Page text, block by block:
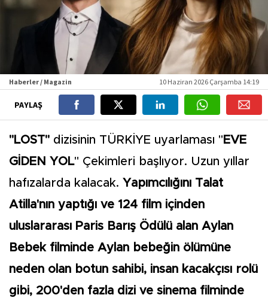
Haberler / Magazin 10 Haziran 2026 Çarşamba 14:19
PAYLAŞ
"LOST" dizisinin TÜRKİYE uyarlaması " EVE
GİDEN YOL" Çekimleri başlıyor. Uzun yıllar
hafızalarda kalacak. Yapımcılığını Talat
Atilla'nın yaptığı ve 124 film içinden
uluslararası Paris Barış Ödülü alan Aylan
Bebek filminde Aylan bebeğin ölümüne
neden olan botun sahibi, insan kacakçısı rolü
gibi, 200'den fazla dizi ve sinema filminde